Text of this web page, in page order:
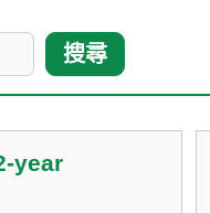
搜尋
year